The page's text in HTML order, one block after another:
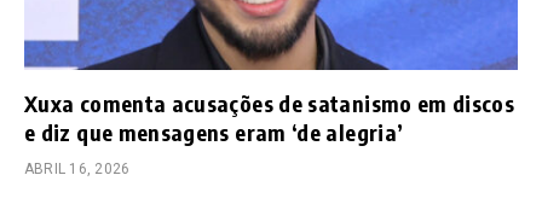
Xuxa comenta acusações de satanismo em discos
e diz que mensagens eram ‘de alegria’
ABRIL 16, 2026